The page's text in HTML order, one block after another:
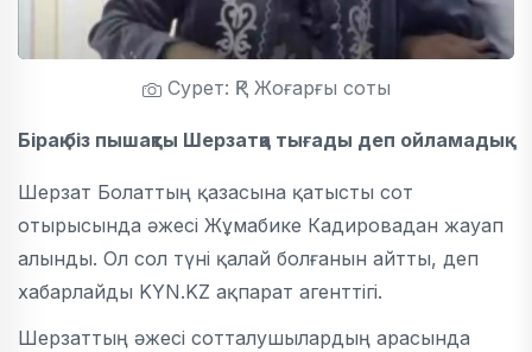
Сурет: ҚР Жоғарғы соты
Бірақ біз пышақты Шерзатқа тығады деп ойламадық
Шерзат Болаттың қазасына қатысты сот
отырысында әжесі Жұмабике Кадировадан жауап
алынды. Ол сол түні қалай болғанын айтты, деп
хабарлайды KYN.KZ ақпарат агенттігі.
Шерзаттың әжесі сотталушылардың арасында